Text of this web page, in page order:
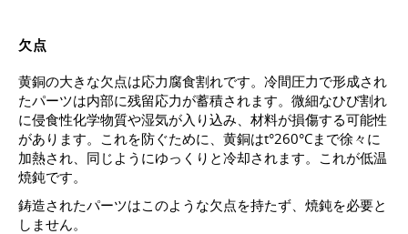
欠点
黄銅の大きな欠点は応力腐食割れです。冷間圧力で形成され
たパーツは内部に残留応力が蓄積されます。微細なひび割れ
に侵食性化学物質や湿気が入り込み、材料が損傷する可能性
があります。これを防ぐために、黄銅はt°260°Cまで徐々に
加熱され、同じようにゆっくりと冷却されます。これが低温
焼鈍です。
鋳造されたパーツはこのような欠点を持たず、焼鈍を必要と
しません。